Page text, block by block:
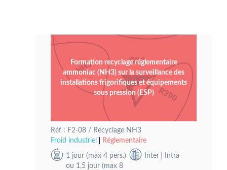
Formation recyclage réglementaire
ammoniac (NH3) sur la surveillance des
installations frigorifiques et équipements
sous pression (ESP)
Réf : F2-08 / Recyclage NH3
Froid industriel
Réglementaire
1 jour (max 4 pers.)
ou 1,5 jour (max 8
Inter Intra